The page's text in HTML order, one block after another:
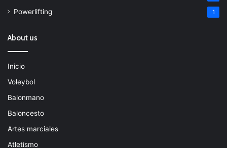
Powerlifting 1
About us
Inicio
Voleybol
Balonmano
Baloncesto
Artes marciales
Atletismo